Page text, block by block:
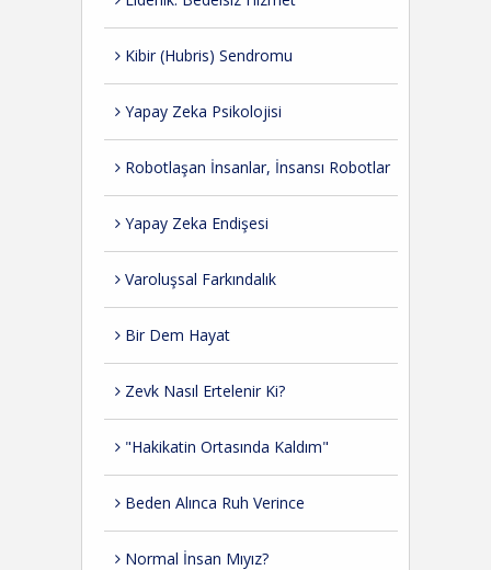
Kibir (Hubris) Sendromu
Yapay Zeka Psikolojisi
Robotlaşan İnsanlar, İnsansı Robotlar
Yapay Zeka Endişesi
Varoluşsal Farkındalık
Bir Dem Hayat
Zevk Nasıl Ertelenir Ki?
"Hakikatin Ortasında Kaldım"
Beden Alınca Ruh Verince
Normal İnsan Mıyız?